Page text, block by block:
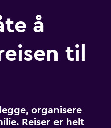
å
til
organisere
Reiser er helt